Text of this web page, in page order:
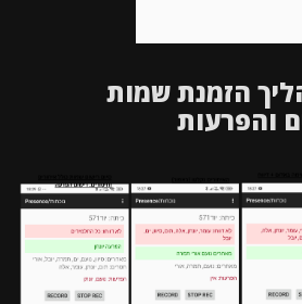
הזמנת שמות
והפרעות